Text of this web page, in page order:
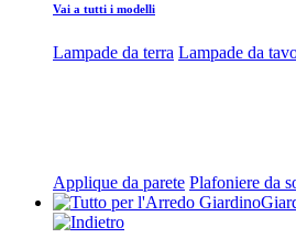
Vai a tutti i modelli
Lampade da terra Lampade da
Applique da parete Plafoniere da